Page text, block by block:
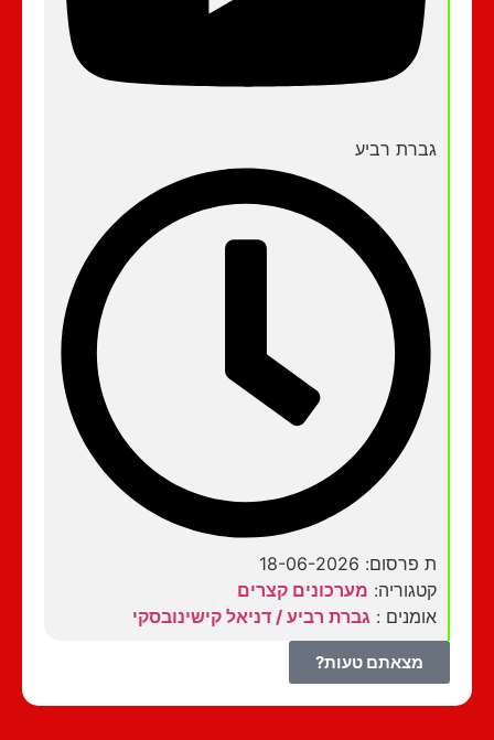
גברת רביע
ת פרסום: 18-06-2026
קטגוריה:מערכונים קצרים
אומנים :גברת רביע / דניאל קישינובסקי
מצאתם טעות?